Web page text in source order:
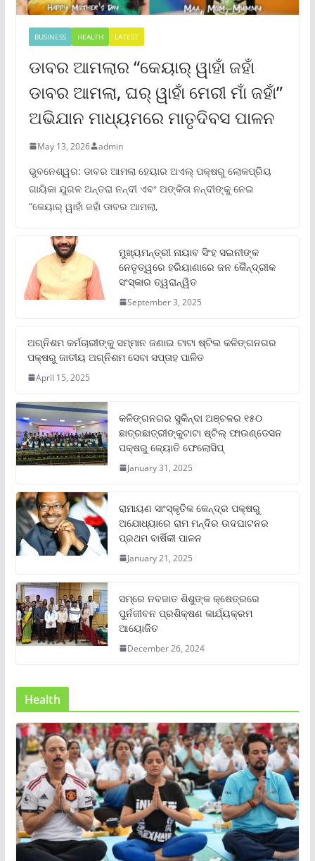
BUSINESS HEALTH LATEST
ଡାବର ଆମଲାର “କେୟାର୍ ୱାହାଁ ଜହାଁ
ଡାବର ଆମଲା, ଘର୍ ୱାହାଁ ମେରୀ ମାଁ ଜହାଁ”
ଅଭିଯାନ ମାଧ୍ୟମରେ ମାତୃଦିବସ ପାଳନ
May 13, 2026 admin
ଭୁବନେଶ୍ୱର: ଡାବର ଆମଲା ହେୟାର ଅଏଲ୍ ପକ୍ଷରୁ ଲୋକପ୍ରିୟ
ଗାୟିକା ଯୁଗଳ ଅନ୍ତରା ନନ୍ଦୀ ଏବଂ ଅଙ୍କିତା ନନ୍ଦୀଙ୍କୁ ନେଇ
“କେୟାର୍ ୱାହାଁ ଜହାଁ ଡାବର ଆମଲା,
ମୁଖ୍ୟମନ୍ତ୍ରୀ ନାୟାବ ସିଂହ ସଇନୀଙ୍କ
ନେତୃତ୍ୱରେ ହରିୟାଣାରେ ଜନ କୈନ୍ଦ୍ରୀକ
ସଂସ୍କାର ତ୍ୱରାନ୍ୱିତ
September 3, 2025
ଅଗ୍ନିଶମ କର୍ମଚାରୀଙ୍କୁ ସମ୍ମାନ ଜଣାଇ ଟାଟା ଷ୍ଟିଲ କଳିଙ୍ଗନଗର
ପକ୍ଷରୁ ଜାତୀୟ ଅଗ୍ନିଶମ ସେବା ସପ୍ତାହ ପାଳିତ
April 15, 2025
କଳିଙ୍ଗନଗର ସୁକିନ୍ଦା ଅଞ୍ଚଳର ୧୫୦
ଛାତ୍ରଛାତ୍ରୀଙ୍କୁଟାଟା ଷ୍ଟିଲ୍ ଫାଉଣ୍ଡେସନ
ପକ୍ଷରୁ ଜ୍ୟୋତି ଫେଲୋସିପ୍‌
January 31, 2025
ରାମାୟଣ ସାଂସ୍କୃତିକ କେନ୍ଦ୍ର ପକ୍ଷରୁ
ଅଯୋଧ୍ୟାରେ ରାମ ମନ୍ଦିର ଉଦଘାଟନର
ପ୍ରଥମ ବାର୍ଷିକୀ ପାଳନ
January 21, 2025
ସମ୍‌ରେ ନବଜାତ ଶିଶୁଙ୍କ କ୍ଷେତ୍ରରେ
ପୁର୍ନଜୀବନ ପ୍ରଶିକ୍ଷଣ କାର୍ଯ୍ୟକ୍ରମ
ଆୟୋଜିତ
December 26, 2024
Health